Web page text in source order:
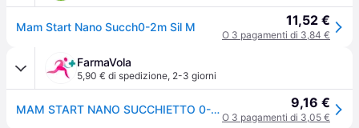
Mam Start Nano Succh0-2m Sil M 11,52 €
O 3 pagamenti di 3,84 €
FarmaVola
5,90 € di spedizione, 2-3 giorni
MAM START NANO SUCCHIETTO 0-2 MESI SILICONE MASCHIO 9,16 €
O 3 pagamenti di 3,05 €